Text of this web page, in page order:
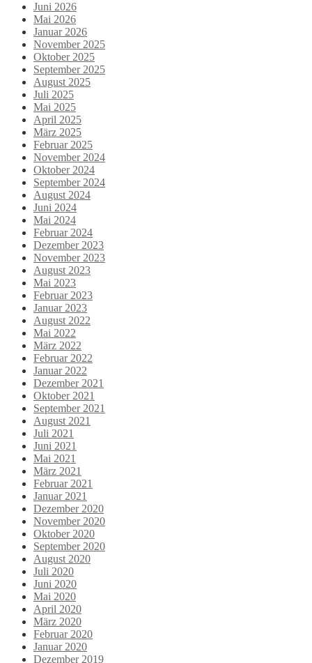
Juni 2026
Mai 2026
Januar 2026
November 2025
Oktober 2025
September 2025
August 2025
Juli 2025
Mai 2025
April 2025
März 2025
Februar 2025
November 2024
Oktober 2024
September 2024
August 2024
Juni 2024
Mai 2024
Februar 2024
Dezember 2023
November 2023
August 2023
Mai 2023
Februar 2023
Januar 2023
August 2022
Mai 2022
März 2022
Februar 2022
Januar 2022
Dezember 2021
Oktober 2021
September 2021
August 2021
Juli 2021
Juni 2021
Mai 2021
März 2021
Februar 2021
Januar 2021
Dezember 2020
November 2020
Oktober 2020
September 2020
August 2020
Juli 2020
Juni 2020
Mai 2020
April 2020
März 2020
Februar 2020
Januar 2020
Dezember 2019